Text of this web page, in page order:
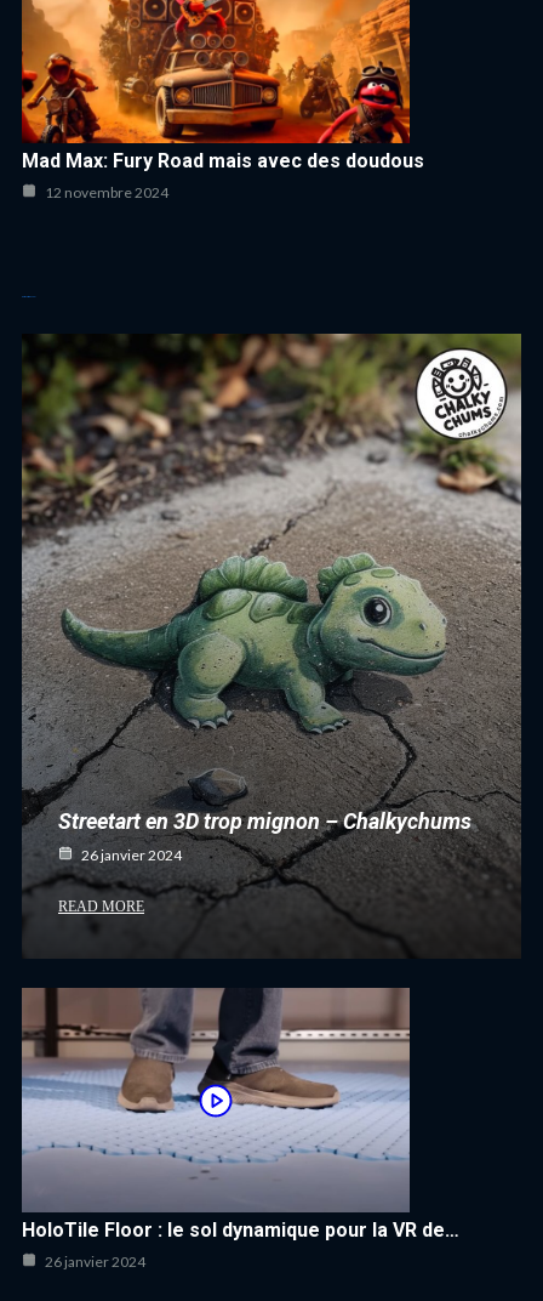
Mad Max: Fury Road mais avec des doudous
12 novembre 2024
Streetart en 3D trop mignon – Chalkychums
26 janvier 2024
READ MORE
HoloTile Floor : le sol dynamique pour la VR de…
26 janvier 2024